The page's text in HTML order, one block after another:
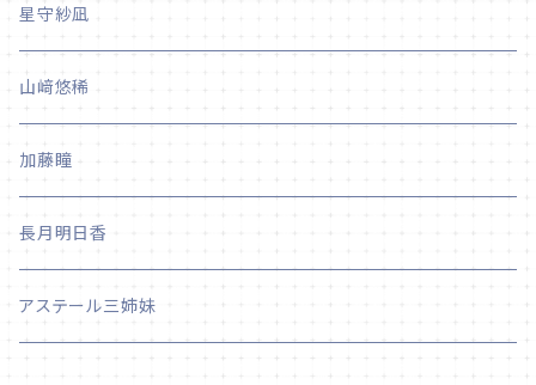
星守紗凪
山﨑悠稀
加藤瞳
長月明日香
アステール三姉妹